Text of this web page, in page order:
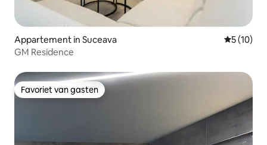
Appartement in Suceava
5 (10)
GM Residence
Favoriet van gasten
Favoriet van gasten